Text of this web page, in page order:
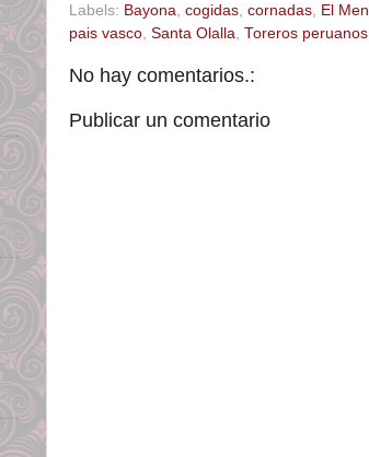
Labels: Bayona cogidas cornadas El Men
pais vasco Santa Olalla Toreros peruanos
No hay comentarios.:
Publicar un comentario